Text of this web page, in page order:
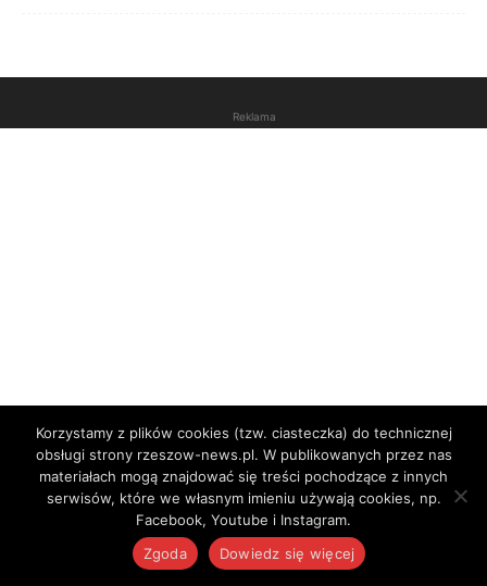
Reklama
Korzystamy z plików cookies (tzw. ciasteczka) do technicznej
obsługi strony rzeszow-news.pl. W publikowanych przez nas
materiałach mogą znajdować się treści pochodzące z innych
serwisów, które we własnym imieniu używają cookies, np.
Facebook, Youtube i Instagram.
Zgoda
Dowiedz się więcej